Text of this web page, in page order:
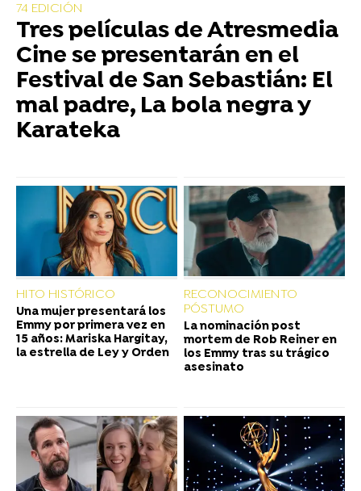
74 EDICIÓN
Tres películas de Atresmedia
Cine se presentarán en el
Festival de San Sebastián: El
mal padre, La bola negra y
Karateka
HITO HISTÓRICO
Una mujer presentará los
Emmy por primera vez en
15 años: Mariska Hargitay,
la estrella de Ley y Orden
RECONOCIMIENTO
PÓSTUMO
La nominación post
mortem de Rob Reiner en
los Emmy tras su trágico
asesinato